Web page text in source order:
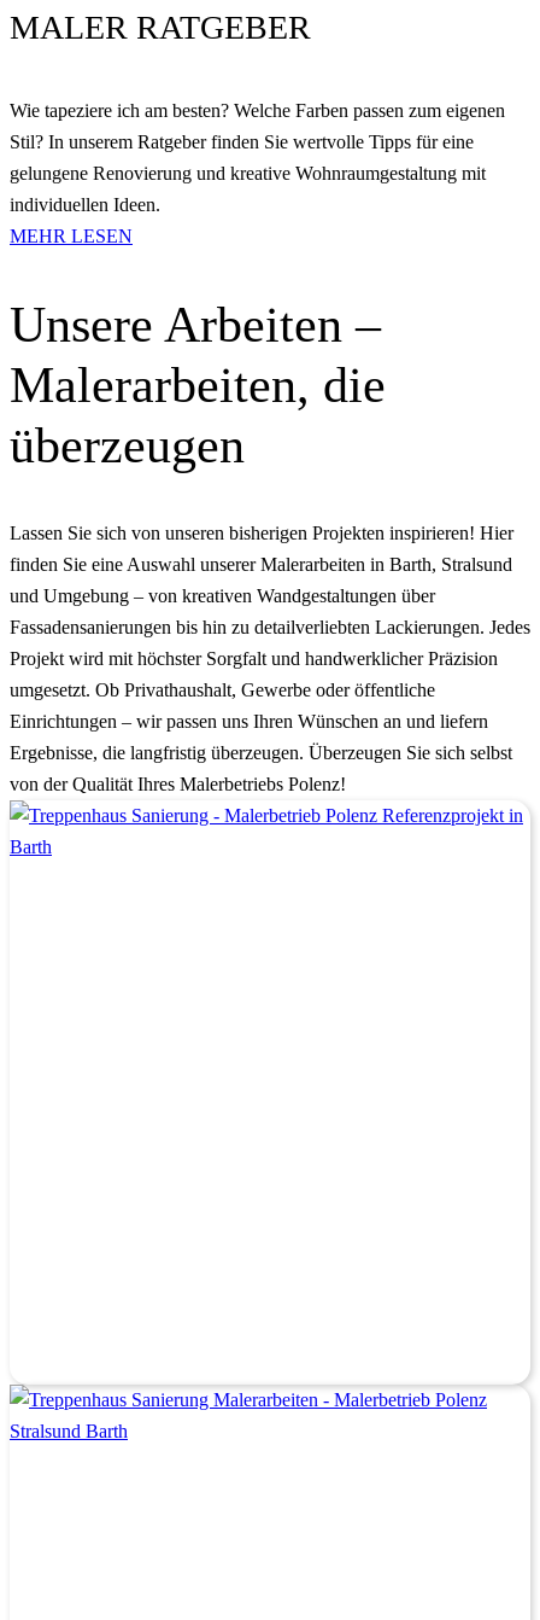
MALER RATGEBER
Wie tapeziere ich am besten? Welche Farben passen zum eigenen
Stil? In unserem Ratgeber finden Sie wertvolle Tipps für eine
gelungene Renovierung und kreative Wohnraumgestaltung mit
individuellen Ideen.
MEHR LESEN
Unsere Arbeiten –
Malerarbeiten, die
überzeugen
Lassen Sie sich von unseren bisherigen Projekten inspirieren! Hier
finden Sie eine Auswahl unserer Malerarbeiten in Barth, Stralsund
und Umgebung – von kreativen Wandgestaltungen über
Fassadensanierungen bis hin zu detailverliebten Lackierungen. Jedes
Projekt wird mit höchster Sorgfalt und handwerklicher Präzision
umgesetzt. Ob Privathaushalt, Gewerbe oder öffentliche
Einrichtungen – wir passen uns Ihren Wünschen an und liefern
Ergebnisse, die langfristig überzeugen. Überzeugen Sie sich selbst
von der Qualität Ihres Malerbetriebs Polenz!